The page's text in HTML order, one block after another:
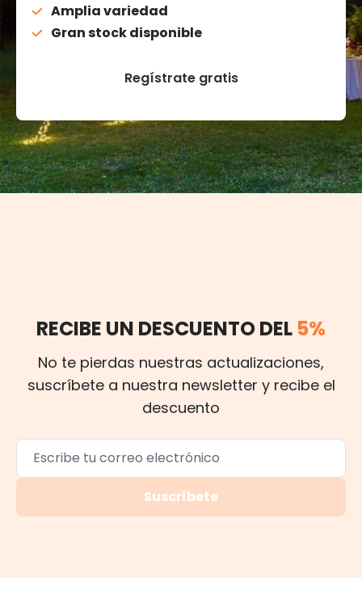
Amplia variedad
Gran stock disponible
Regístrate gratis
RECIBE UN DESCUENTO DEL 5%
No te pierdas nuestras actualizaciones,
suscríbete a nuestra newsletter y recibe el
descuento
Suscríbete